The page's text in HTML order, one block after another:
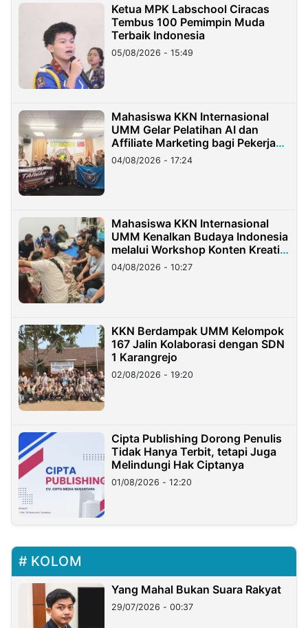
Ketua MPK Labschool Ciracas
Tembus 100 Pemimpin Muda
Terbaik Indonesia
05/08/2026 - 15:49
Mahasiswa KKN Internasional
UMM Gelar Pelatihan AI dan
Affiliate Marketing bagi Pekerja
Migran Indonesia di Taiwan
04/08/2026 - 17:24
Mahasiswa KKN Internasional
UMM Kenalkan Budaya Indonesia
melalui Workshop Konten Kreatif
di Taiwan
04/08/2026 - 10:27
KKN Berdampak UMM Kelompok
167 Jalin Kolaborasi dengan SDN
1 Karangrejo
02/08/2026 - 19:20
Cipta Publishing Dorong Penulis
Tidak Hanya Terbit, tetapi Juga
Melindungi Hak Ciptanya
01/08/2026 - 12:20
KOLOM
Yang Mahal Bukan Suara Rakyat
29/07/2026 - 00:37